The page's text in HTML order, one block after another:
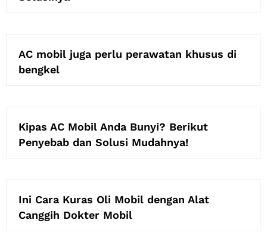
AC mobil juga perlu perawatan khusus di
bengkel
Kipas AC Mobil Anda Bunyi? Berikut
Penyebab dan Solusi Mudahnya!
Ini Cara Kuras Oli Mobil dengan Alat
Canggih Dokter Mobil